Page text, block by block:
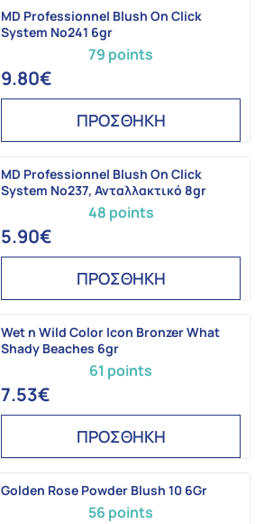
79 points
MD Professionnel Blush On Click
System No241 6gr
9.80€
ΠΡΟΣΘΗΚΗ
48 points
MD Professionnel Blush On Click
System No237, Ανταλλακτικό 8gr
5.90€
ΠΡΟΣΘΗΚΗ
61 points
Wet n Wild Color Icon Bronzer What
Shady Beaches 6gr
7.53€
ΠΡΟΣΘΗΚΗ
56 points
Golden Rose Powder Blush 10 6Gr